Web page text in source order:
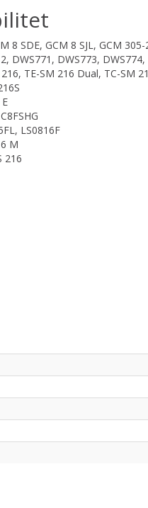
8 SDE, GCM 8 SJL, GCM
DWS771, DWS773, DWS774,
TE-SM 216 Dual, TC-SM
LS0816F
M
216